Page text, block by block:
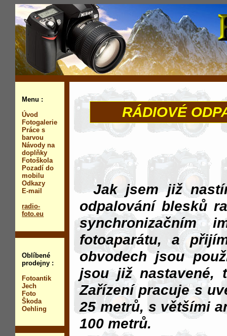
Menu :
Úvod
Fotogalerie
Práce s
barvou
Návody na
doplňky
Fotoškola
Pozadí do
mobilu
Odkazy
E-mail
radio-
foto.eu
Oblíbené
prodejny :
Fotoantik
Jech
Foto
Škoda
Oehling
RÁDIOVÉ
Jak jsem již
odpalování blesků
synchronizačním
fotoaparátu, a
obvodech jsou
jsou již nastavené,
Zařízení pracuje s
25 metrů, s většími
100 metrů.